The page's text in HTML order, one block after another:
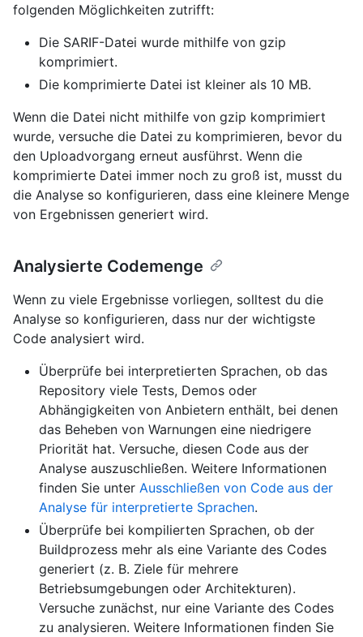
folgenden Möglichkeiten zutrifft:
Die SARIF-Datei wurde mithilfe von gzip
komprimiert.
Die komprimierte Datei ist kleiner als 10 MB.
Wenn die Datei nicht mithilfe von gzip komprimiert
wurde, versuche die Datei zu komprimieren, bevor du
den Uploadvorgang erneut ausführst. Wenn die
komprimierte Datei immer noch zu groß ist, musst du
die Analyse so konfigurieren, dass eine kleinere Menge
von Ergebnissen generiert wird.
Analysierte Codemenge
Wenn zu viele Ergebnisse vorliegen, solltest du die
Analyse so konfigurieren, dass nur der wichtigste
Code analysiert wird.
Überprüfe bei interpretierten Sprachen, ob das
Repository viele Tests, Demos oder
Abhängigkeiten von Anbietern enthält, bei denen
das Beheben von Warnungen eine niedrigere
Priorität hat. Versuche, diesen Code aus der
Analyse auszuschließen. Weitere Informationen
finden Sie unter Ausschließen von Code aus der
Analyse für interpretierte Sprachen.
Überprüfe bei kompilierten Sprachen, ob der
Buildprozess mehr als eine Variante des Codes
generiert (z. B. Ziele für mehrere
Betriebsumgebungen oder Architekturen).
Versuche zunächst, nur eine Variante des Codes
zu analysieren. Weitere Informationen finden Sie